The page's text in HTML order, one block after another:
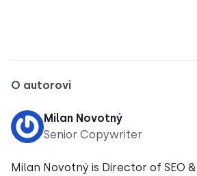
O autorovi
Milan Novotný
Senior Copywriter
Milan Novotný is Director of SEO